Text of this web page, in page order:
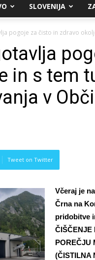
SLOVENIJA
pogoje za čisto in zdravo
in s tem
v
Tweet on Twitter
Včeraj je
Črna na
pridobitve
ČIŠČENJE
POREČJU
(ČISTILNA